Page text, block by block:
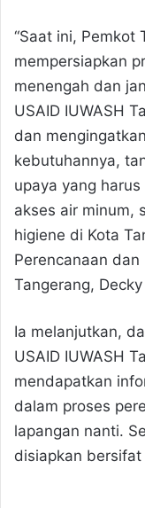
“Saat ini, Pemkot
mempersiapkan
menengah dan
USAID IUWASH
dan
kebutuhannya,
upaya yang
akses air minum,
higiene di Kota
Perencanaan dan
Tangerang,
Ia melanjutkan,
USAID IUWASH
mendapatkan
dalam proses
lapangan nanti.
disiapkan